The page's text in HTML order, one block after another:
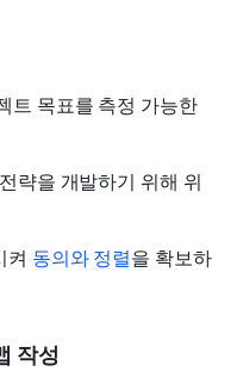
트 목표를 측정 가능한
략을 개발하기 위해 위
켜 동의와 정렬을 확보하
작성